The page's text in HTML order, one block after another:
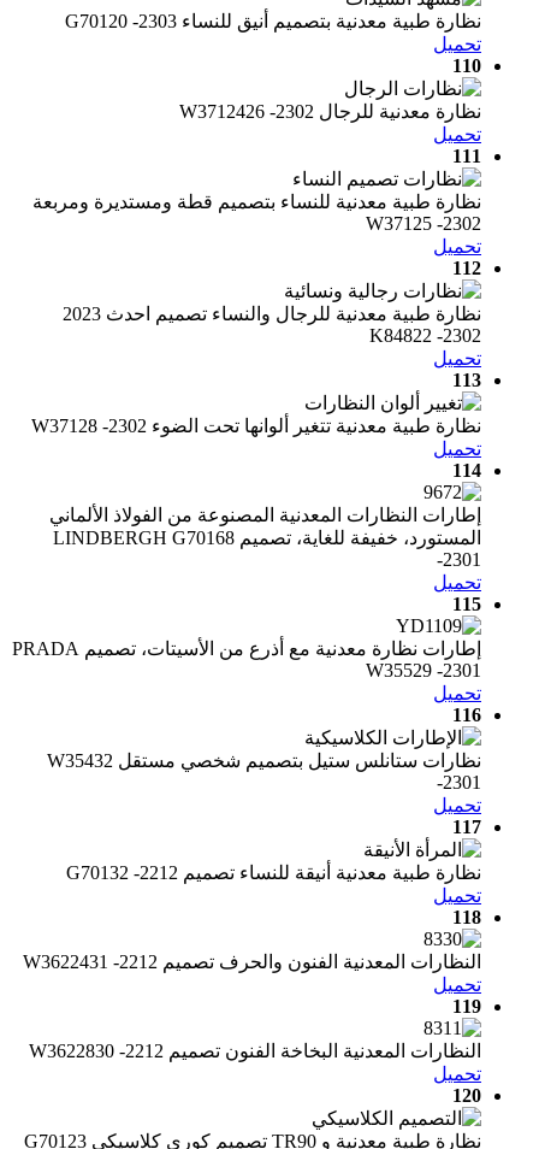
نظارة طبية معدنية بتصميم أنيق للنساء G70120 -2303
تحميل
110
نظارة معدنية للرجال W3712426 -2302
تحميل
111
نظارة طبية معدنية للنساء بتصميم قطة ومستديرة ومربعة
W37125 -2302
تحميل
112
نظارة طبية معدنية للرجال والنساء تصميم احدث 2023
K84822 -2302
تحميل
113
نظارة طبية معدنية تتغير ألوانها تحت الضوء W37128 -2302
تحميل
114
إطارات النظارات المعدنية المصنوعة من الفولاذ الألماني
المستورد، خفيفة للغاية، تصميم LINDBERGH G70168
-2301
تحميل
115
إطارات نظارة معدنية مع أذرع من الأسيتات، تصميم PRADA
W35529 -2301
تحميل
116
نظارات ستانلس ستيل بتصميم شخصي مستقل W35432
-2301
تحميل
117
نظارة طبية معدنية أنيقة للنساء تصميم G70132 -2212
تحميل
118
النظارات المعدنية الفنون والحرف تصميم W3622431 -2212
تحميل
119
النظارات المعدنية البخاخة الفنون تصميم W3622830 -2212
تحميل
120
نظارة طبية معدنية و TR90 تصميم كوري كلاسيكي G70123